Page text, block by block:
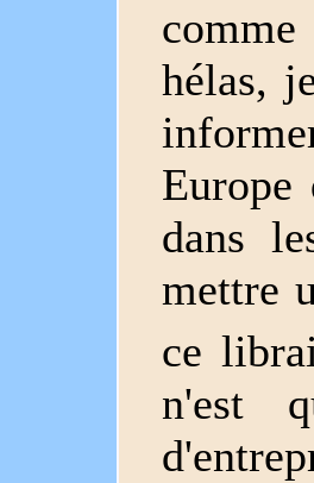
hélas,
dans
mettre
ce
n'est